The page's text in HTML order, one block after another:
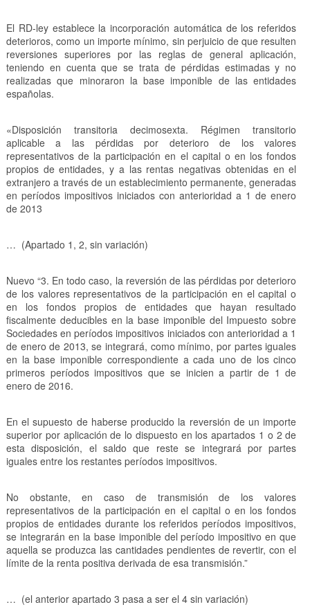
El RD-ley establece la incorporación automática de los referidos
deterioros, como un importe mínimo, sin perjuicio de que resulten
reversiones superiores por las reglas de general aplicación,
teniendo en cuenta que se trata de pérdidas estimadas y no
realizadas que minoraron la base imponible de las entidades
españolas.
«Disposición transitoria decimosexta. Régimen transitorio
aplicable a las pérdidas por deterioro de los valores
representativos de la participación en el capital o en los fondos
propios de entidades, y a las rentas negativas obtenidas en el
extranjero a través de un establecimiento permanente, generadas
en períodos impositivos iniciados con anterioridad a 1 de enero
de 2013
… (Apartado 1, 2, sin variación)
Nuevo “3. En todo caso, la reversión de las pérdidas por deterioro
de los valores representativos de la participación en el capital o
en los fondos propios de entidades que hayan resultado
fiscalmente deducibles en la base imponible del Impuesto sobre
Sociedades en períodos impositivos iniciados con anterioridad a 1
de enero de 2013, se integrará, como mínimo, por partes iguales
en la base imponible correspondiente a cada uno de los cinco
primeros períodos impositivos que se inicien a partir de 1 de
enero de 2016.
En el supuesto de haberse producido la reversión de un importe
superior por aplicación de lo dispuesto en los apartados 1 o 2 de
esta disposición, el saldo que reste se integrará por partes
iguales entre los restantes períodos impositivos.
No obstante, en caso de transmisión de los valores
representativos de la participación en el capital o en los fondos
propios de entidades durante los referidos períodos impositivos,
se integrarán en la base imponible del período impositivo en que
aquella se produzca las cantidades pendientes de revertir, con el
límite de la renta positiva derivada de esa transmisión.”
… (el anterior apartado 3 pasa a ser el 4 sin variación)